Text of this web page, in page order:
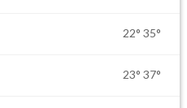
22° 35°
23° 37°